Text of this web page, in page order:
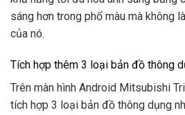
sáng hơn trong phổ màu mà không
của nó.
Tích hợp thêm 3 loại bản đồ thông
Trên màn hình Android Mitsubishi
tích hợp 3 loại bản đồ thông dụng